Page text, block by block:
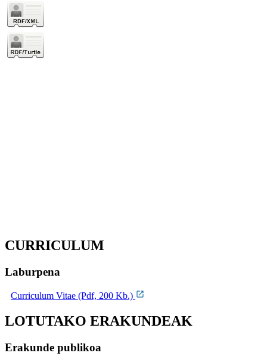
CURRICULUM
Laburpena
Curriculum Vitae (Pdf, 200 Kb.)
LOTUTAKO ERAKUNDEAK
Erakunde publikoa